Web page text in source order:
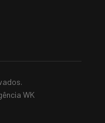
WK